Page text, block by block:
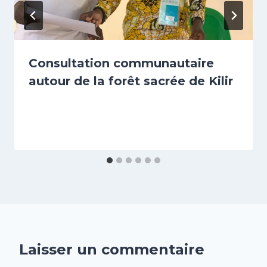
Consultation communautaire
autour de la forêt sacrée de Kilir
Laisser un commentaire